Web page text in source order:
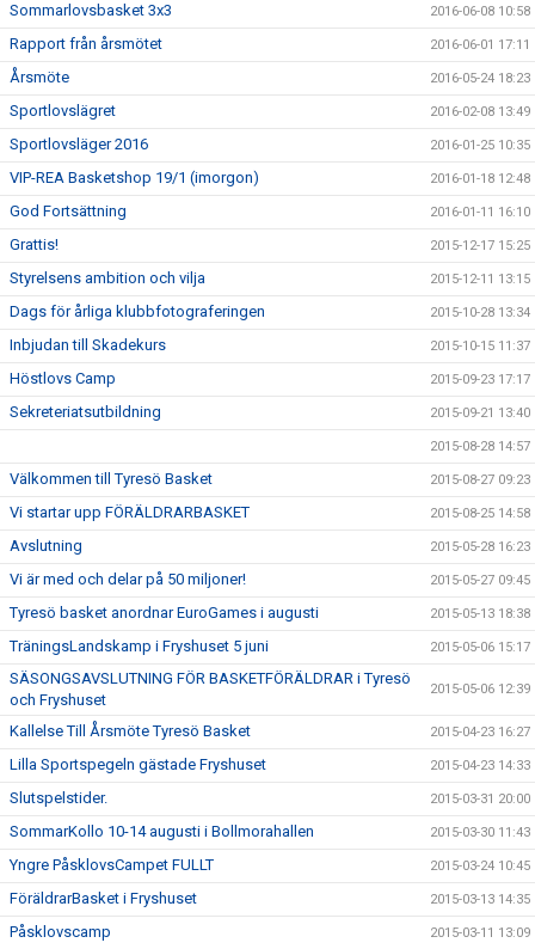
Sommarlovsbasket 3x3 2016-06-08 10:58
Rapport från årsmötet 2016-06-01 17:11
Årsmöte 2016-05-24 18:23
Sportlovslägret 2016-02-08 13:49
Sportlovsläger 2016 2016-01-25 10:35
VIP-REA Basketshop 19/1 (imorgon) 2016-01-18 12:48
God Fortsättning 2016-01-11 16:10
Grattis! 2015-12-17 15:25
Styrelsens ambition och vilja 2015-12-11 13:15
Dags för årliga klubbfotograferingen 2015-10-28 13:34
Inbjudan till Skadekurs 2015-10-15 11:37
Höstlovs Camp 2015-09-23 17:17
Sekreteriatsutbildning 2015-09-21 13:40
2015-08-28 14:57
Välkommen till Tyresö Basket 2015-08-27 09:23
Vi startar upp FÖRÄLDRARBASKET 2015-08-25 14:58
Avslutning 2015-05-28 16:23
Vi är med och delar på 50 miljoner! 2015-05-27 09:45
Tyresö basket anordnar EuroGames i augusti 2015-05-13 18:38
TräningsLandskamp i Fryshuset 5 juni 2015-05-06 15:17
SÄSONGSAVSLUTNING FÖR BASKETFÖRÄLDRAR i Tyresö
och Fryshuset
2015-05-06 12:39
Kallelse Till Årsmöte Tyresö Basket 2015-04-23 16:27
Lilla Sportspegeln gästade Fryshuset 2015-04-23 14:33
Slutspelstider. 2015-03-31 20:00
SommarKollo 10-14 augusti i Bollmorahallen 2015-03-30 11:43
Yngre PåsklovsCampet FULLT 2015-03-24 10:45
FöräldrarBasket i Fryshuset 2015-03-13 14:35
Påsklovscamp 2015-03-11 13:09